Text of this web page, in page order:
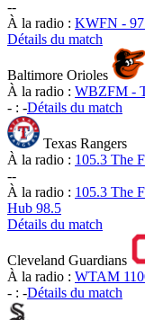
--
À la radio : KWFN -
Détails du match
Baltimore Orioles
À la radio : WBZFM -
- : -Détails du match
Texas Rangers
À la radio : 105.3 The
--
À la radio : 105.3 The
Hub 98.5
Détails du match
Cleveland Guardians
À la radio : WTAM
- : -Détails du match